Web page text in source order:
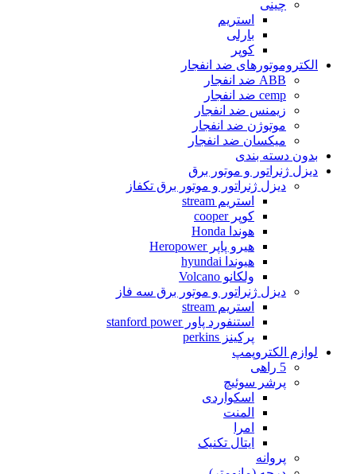
چینی
استریم
بارلی
کوپر
الکتروموتورهای ضد انفجار
ABB ضد انفجار
cemp ضد انفجار
زیمنس ضد انفجار
موتوژن ضد انفجار
میکسان ضد انفجار
بدون دسته بندی
دیزل ژنراتور و موتور برق
دیزل ژنراتور و موتور برق تکفاز
استریم stream
کوپر cooper
هوندا Honda
هیرو پاپر Heropower
هیوندا hyundai
ولکانو Volcano
دیزل ژنراتور و موتور برق سه فاز
استریم stream
استنفورد پاور stanford power
پرکینز perkins
لوازم الکتروپمپ
5 راهی
پرشر سوئیچ
اسکواردی
المنت
امرا
ایتال تکنیک
پروانه